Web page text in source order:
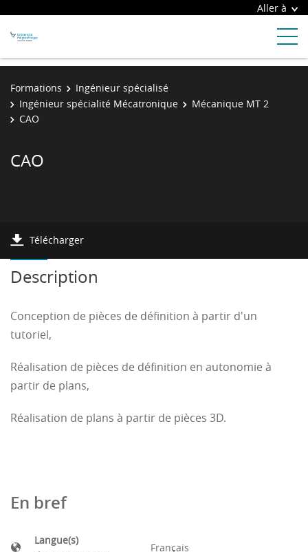
Aller à
Formations
Ingénieur spécialisé
Ingénieur spécialité Mécatronique
Mécanique MT 2
CAO
CAO
Télécharger
Description
Conception de pièces de définition à partir d'un
tutoriel,
Réalisation de pièces de définition en autonomie à
partir de plans,
Réalisation de plans à partir de pièces 3D.
En bref
Langue(s)
Français